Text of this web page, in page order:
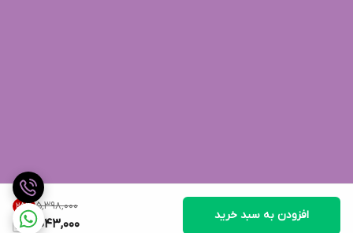
۵٬۳۹۸٬۰۰۰ 25%
4,043,000
افزودن به سبد خرید